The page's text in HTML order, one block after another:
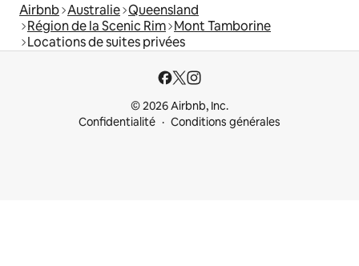
Airbnb Australie Queensland
Région de la Scenic Rim Mont Tamborine
Locations de suites privées
© 2026 Airbnb, Inc.
Confidentialité
Conditions générales